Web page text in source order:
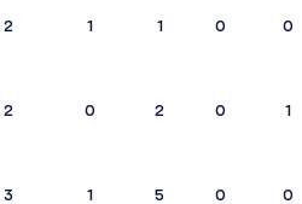
2 1 1 0 0
2 0 2 0 1
3 1 5 0 0